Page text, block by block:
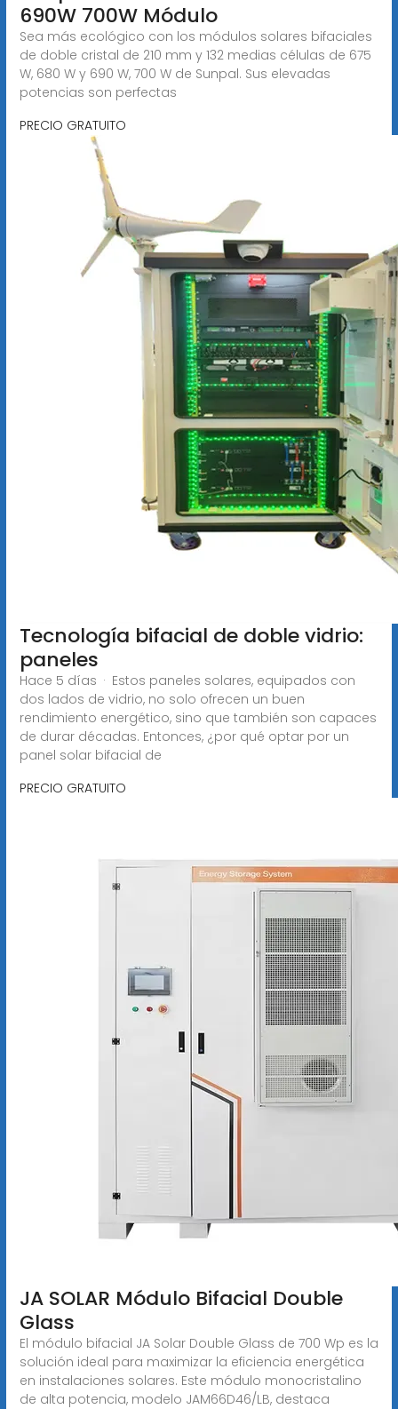
690W 700W Módulo
Sea más ecológico con los módulos solares bifaciales
de doble cristal de 210 mm y 132 medias células de 675
W, 680 W y 690 W, 700 W de Sunpal. Sus elevadas
potencias son perfectas
PRECIO GRATUITO
Tecnología bifacial de doble vidrio:
paneles
Hace 5 días · Estos paneles solares, equipados con
dos lados de vidrio, no solo ofrecen un buen
rendimiento energético, sino que también son capaces
de durar décadas. Entonces, ¿por qué optar por un
panel solar bifacial de
PRECIO GRATUITO
JA SOLAR Módulo Bifacial Double
Glass
El módulo bifacial JA Solar Double Glass de 700 Wp es la
solución ideal para maximizar la eficiencia energética
en instalaciones solares. Este módulo monocristalino
de alta potencia, modelo JAM66D46/LB, destaca